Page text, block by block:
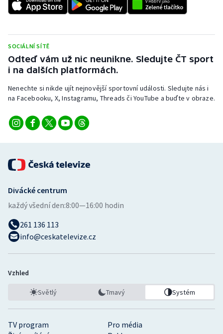
SOCIÁLNÍ SÍTĚ
Odteď vám už nic neunikne. Sledujte ČT sport
i na dalších platformách.
Nenechte si nikde ujít nejnovější sportovní události. Sledujte nás i
na Facebooku, X, Instagramu, Threads či YouTube a buďte v obraze.
TV program
Pro média
Divácké centrum
každý všední den:8:00—16:00 hodin
261 136 113
info@ceskatelevize.cz
Vzhled
Světlý Tmavý Systém